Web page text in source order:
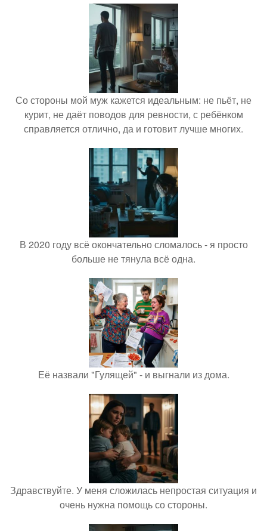
Со стороны мой муж кажется идеальным: не пьёт, не
курит, не даёт поводов для ревности, с ребёнком
справляется отлично, да и готовит лучше многих.
В 2020 году всё окончательно сломалось - я просто
больше не тянула всё одна.
Её назвали "Гулящей" - и выгнали из дома.
Здравствуйте. У меня сложилась непростая ситуация и
очень нужна помощь со стороны.